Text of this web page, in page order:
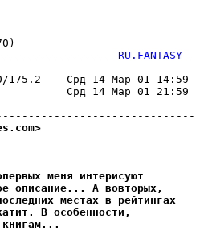
RU.FANTASY -
Scn
Срд 14 Мар 01 14:59
Срд 14 Мар 01 21:59
истоках
меня интерисуют
описание... А вовторых,
местах в рейтингах
В особенности,
книгам...